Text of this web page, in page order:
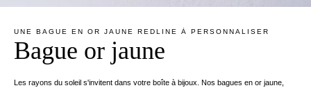
UNE BAGUE EN OR JAUNE REDLINE À PERSONNALISER
Bague or jaune
Les rayons du soleil s'invitent dans votre boîte à bijoux. Nos bagues en or jaune,